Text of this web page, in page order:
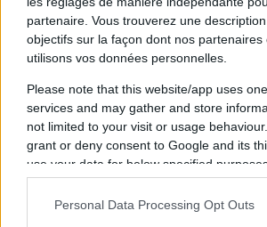
partenaire. Vous trouverez une
objectifs sur la façon dont nos
utilisons vos données personnelles.
Please note that this website/app uses
services and may gather and store
not limited to your visit or usage
grant or deny consent to Google and its
use your data for below specified
consent section.
Personal Data Processing Opt Outs
Canal+ Live5 et Canal+
Dimanche 1er juin
17h30 : Toulouse vs Lyon
21h05 : Toulon vs UBB sur
À lire également :
Stade Toulousain : Anthony